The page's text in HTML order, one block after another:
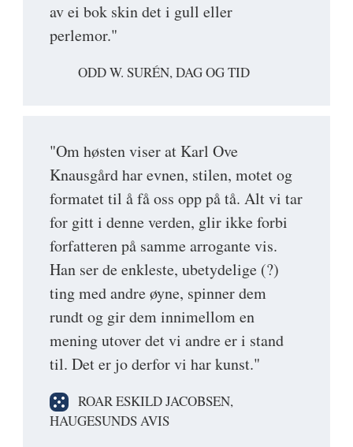
av ei bok skin det i gull eller
perlemor."
ODD W. SURÉN, DAG OG TID
"Om høsten viser at Karl Ove
Knausgård har evnen, stilen, motet og
formatet til å få oss opp på tå. Alt vi tar
for gitt i denne verden, glir ikke forbi
forfatteren på samme arrogante vis.
Han ser de enkleste, ubetydelige (?)
ting med andre øyne, spinner dem
rundt og gir dem innimellom en
mening utover det vi andre er i stand
til. Det er jo derfor vi har kunst."
ROAR ESKILD JACOBSEN,
HAUGESUNDS AVIS